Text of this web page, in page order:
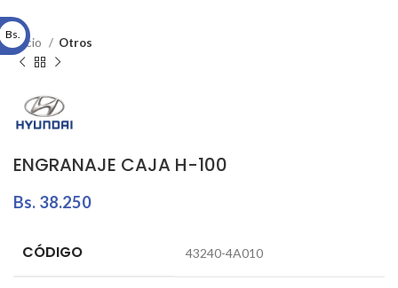
Inicio Otros
ENGRANAJE CAJA H-100
Bs. 38.250
CÓDIGO 43240-4A010
Bs.